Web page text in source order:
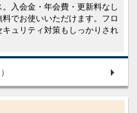
入会金・年会費・更新料なし
でお使いいただけます。フロ
ュリティ対策もしっかりされ
）